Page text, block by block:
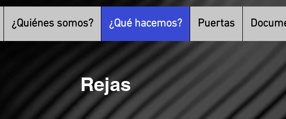
¿Quiénes somos? ¿Qué hacemos? Puertas
Rejas